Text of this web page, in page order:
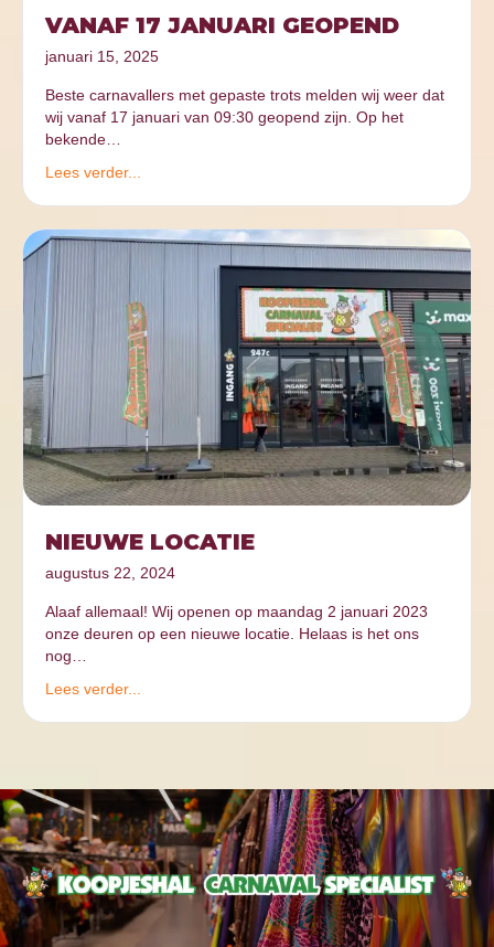
VANAF 17 JANUARI GEOPEND
januari 15, 2025
Beste carnavallers met gepaste trots melden wij weer dat
wij vanaf 17 januari van 09:30 geopend zijn. Op het
bekende…
Lees verder...
NIEUWE LOCATIE
augustus 22, 2024
Alaaf allemaal! Wij openen op maandag 2 januari 2023
onze deuren op een nieuwe locatie. Helaas is het ons
nog…
Lees verder...